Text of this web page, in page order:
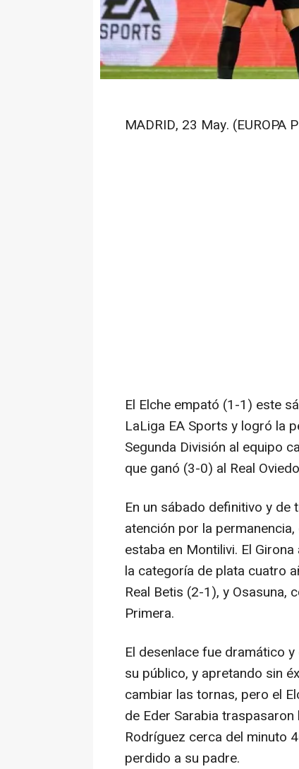
MADRID, 23 May. (EUROPA
El Elche empató (1-1) este
LaLiga EA Sports y logró la
Segunda División al equipo
que ganó (3-0) al Real
En un sábado definitivo y
atención por la
estaba en Montilivi. El
la categoría de plata cuatro
Real Betis (2-1), y Osasuna,
Primera.
El desenlace fue dramático
su público, y apretando sin
cambiar las tornas, pero el
de Eder Sarabia
Rodríguez cerca del minuto
perdido a su padre.